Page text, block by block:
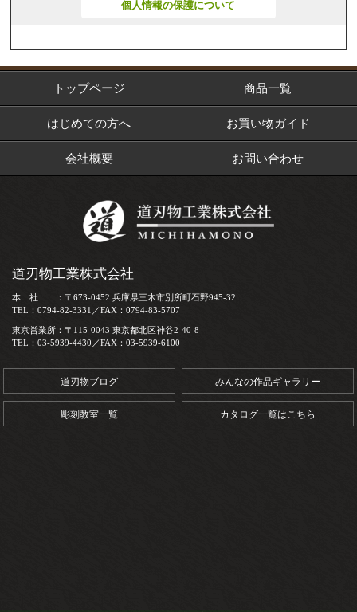
個人情報の保護について
トップページ 商品一覧
はじめての方へ お買い物ガイド
会社概要 お問い合わせ
道刃物工業株式会社
本 社 ：〒673-0452 兵庫県三木市別所町石野945-32
TEL：0794-82-3331／FAX：0794-83-5707
東京営業所：〒115-0043 東京都北区神谷2-40-8
TEL：03-5939-4430／FAX：03-5939-6100
道刃物ブログ みんなの作品ギャラリー
彫刻教室一覧 カタログ一覧はこちら